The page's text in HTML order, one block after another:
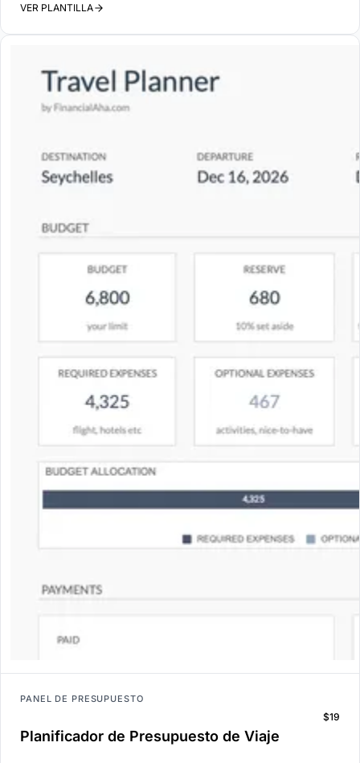
VER PLANTILLA
PANEL DE PRESUPUESTO
Planificador de Presupuesto de Viaje
$19